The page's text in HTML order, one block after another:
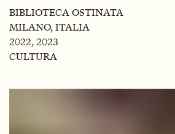
BIBLIOTECA OSTINATA
MILANO, ITALIA
2022, 2023
CULTURA